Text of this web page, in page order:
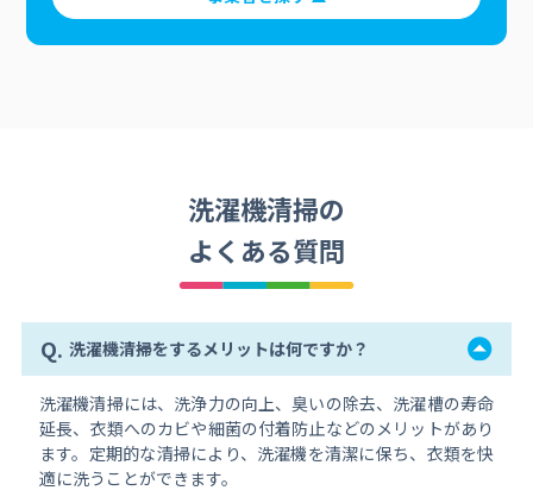
洗濯機清掃の
よくある質問
Q. 洗濯機清掃をするメリットは何ですか？
洗濯機清掃には、洗浄力の向上、臭いの除去、洗濯槽の寿命
延長、衣類へのカビや細菌の付着防止などのメリットがあり
ます。定期的な清掃により、洗濯機を清潔に保ち、衣類を快
適に洗うことができます。